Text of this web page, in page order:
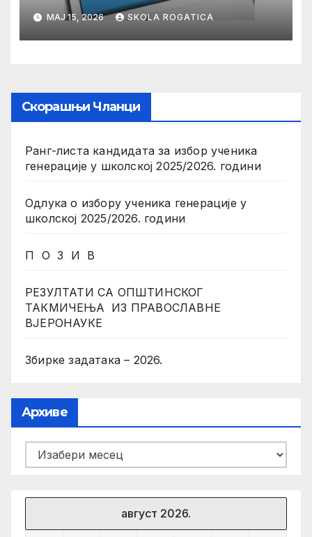
МАЈ 15, 2026 SKOLA ROGATICA
Скорашњи Чланци
Ранг-листа кандидата за избор ученика
генерације у школској 2025/2026. години
Одлука о избору ученика генерације у
школској 2025/2026. години
П О З И В
РЕЗУЛТАТИ СА ОПШТИНСКОГ
ТАКМИЧЕЊА ИЗ ПРАВОСЛАВНЕ
ВЈЕРОНАУКЕ
Збирке задатака – 2026.
Архиве
Архиве
август 2026.